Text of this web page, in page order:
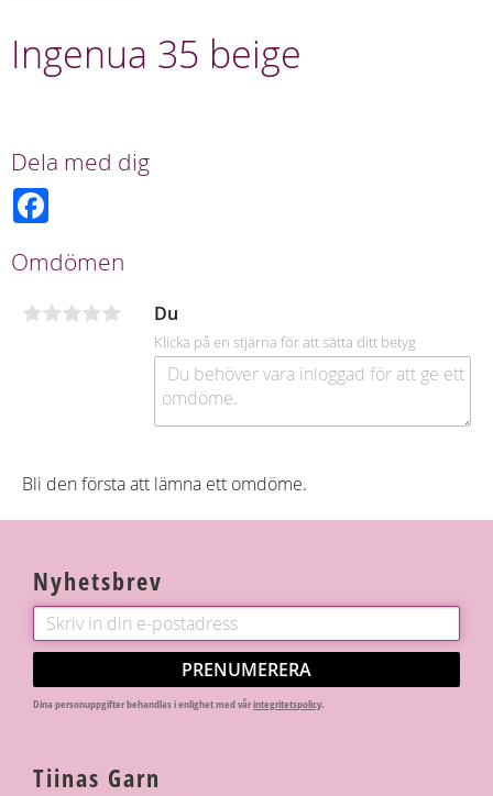
Ingenua 35 beige
Dela med dig
b
o
k
Omdömen
Du
Klicka på en stjärna för att sätta ditt betyg
Bli den första att lämna ett omdöme.
Nyhetsbrev
PRENUMERERA
Dina personuppgifter behandlas i enlighet med vårintegritetspolicy.
Tiinas Garn